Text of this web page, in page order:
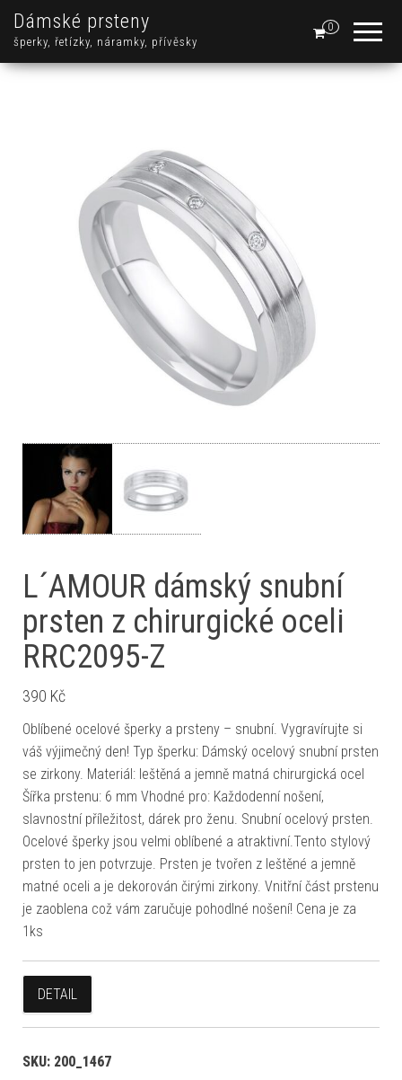
Dámské prsteny
šperky, řetízky, náramky, přívěsky
0
L´AMOUR dámský snubní
prsten z chirurgické oceli
RRC2095-Z
390 Kč
Oblíbené ocelové šperky a prsteny – snubní. Vygravírujte si
váš výjimečný den! Typ šperku: Dámský ocelový snubní prsten
se zirkony. Materiál: leštěná a jemně matná chirurgická ocel
Šířka prstenu: 6 mm Vhodné pro: Každodenní nošení,
slavnostní příležitost, dárek pro ženu. Snubní ocelový prsten.
Ocelové šperky jsou velmi oblíbené a atraktivní.Tento stylový
prsten to jen potvrzuje. Prsten je tvořen z leštěné a jemně
matné oceli a je dekorován čirými zirkony. Vnitřní část prstenu
je zaoblena což vám zaručuje pohodlné nošení! Cena je za
1ks
DETAIL
SKU: 200_1467